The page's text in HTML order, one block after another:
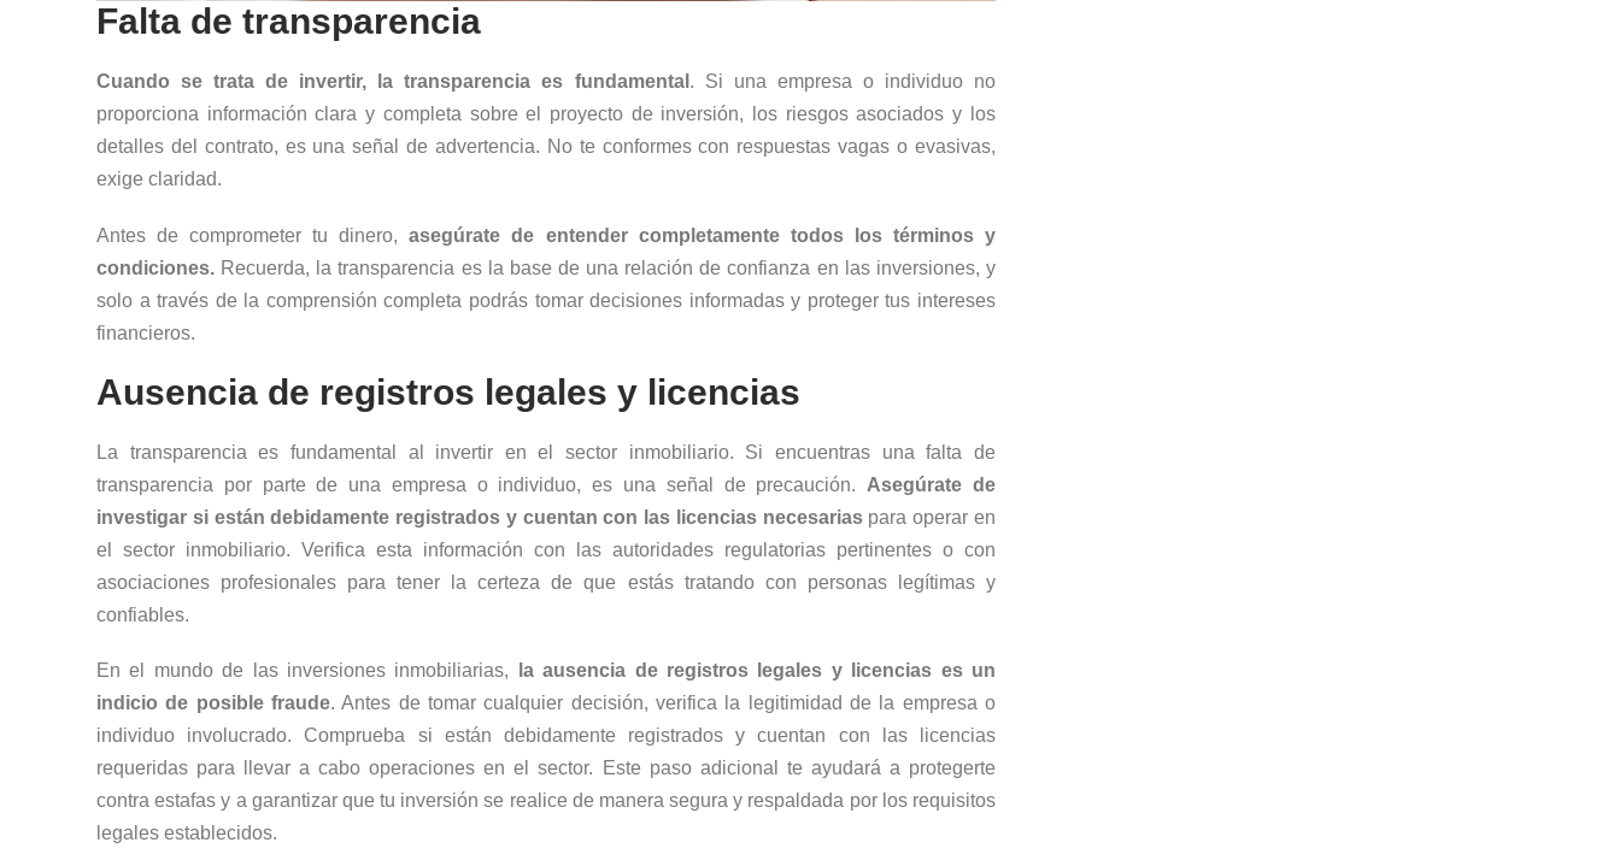
Falta de transparencia
Cuando se trata de invertir, la transparencia es fundamental . Si una empresa o individuo no
proporciona información clara y completa sobre el proyecto de inversión, los riesgos asociados y los
detalles del contrato, es una señal de advertencia. No te conformes con respuestas vagas o evasivas,
exige claridad.
Antes de comprometer tu dinero,asegúrate de entender completamente todos los términos y
condiciones. Recuerda, la transparencia es la base de una relación de confianza en las inversiones, y
solo a través de la comprensión completa podrás tomar decisiones informadas y proteger tus intereses
financieros.
Ausencia de registros legales y licencias
La transparencia es fundamental al invertir en el sector inmobiliario. Si encuentras una falta de
transparencia por parte de una empresa o individuo, es una señal de precaución. Asegúrate de
investigar si están debidamente registrados y cuentan con las licencias necesariaspara operar en
el sector inmobiliario. Verifica esta información con las autoridades regulatorias pertinentes o con
asociaciones profesionales para tener la certeza de que estás tratando con personas legítimas y
confiables.
En el mundo de las inversiones inmobiliarias,
la ausencia de registros legales y licencias es un
indicio de posible fraude. Antes de tomar cualquier decisión, verifica la legitimidad de la empresa o
individuo involucrado. Comprueba si están debidamente registrados y cuentan con las licencias
requeridas para llevar a cabo operaciones en el sector. Este paso adicional te ayudará a protegerte
contra estafas y a garantizar que tu inversión se realice de manera segura y respaldada por los requisitos
legales establecidos.